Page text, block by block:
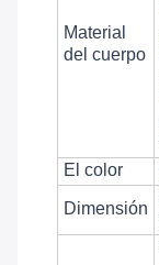
Material
del cuerpo
El color
Dimensión